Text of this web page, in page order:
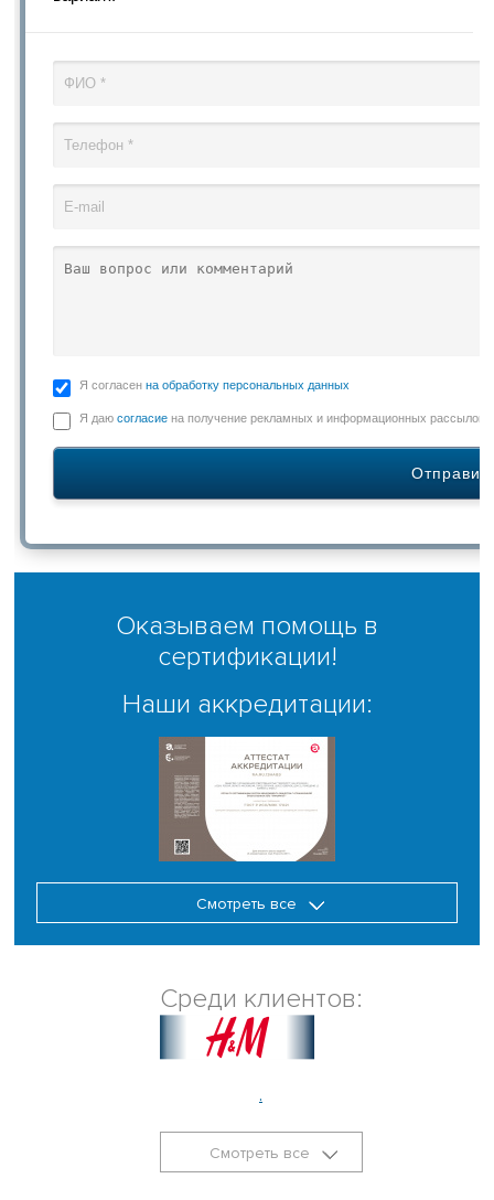
Я согласен на обработку персональных данных
Я даю согласие на получение рекламных и информационных рассылок
Оказываем помощь в
сертификации!
Наши аккредитации:
Смотреть все
Среди клиентов:
.
Смотреть все